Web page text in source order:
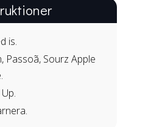
is.
Passoã, Sourz Apple